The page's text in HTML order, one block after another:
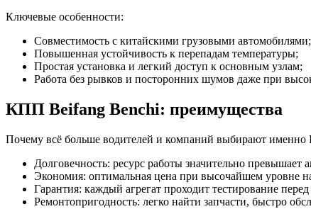
Ключевые особенности:
Совместимость с китайскими грузовыми автомобилями;
Повышенная устойчивость к перепадам температуры;
Простая установка и легкий доступ к основным узлам;
Работа без рывков и посторонних шумов даже при
КПП Beifang Benchi: преимущества
Почему всё больше водителей и компаний выбирают
Долговечность: ресурс работы значительно превышает
Экономия: оптимальная цена при высочайшем уровне
Гарантия: каждый агрегат проходит тестирование
Ремонтопригодность: легко найти запчасти, быстро